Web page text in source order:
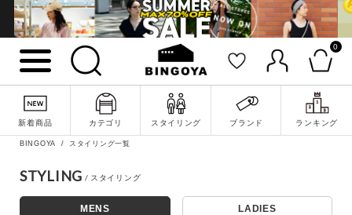
0
新着商品 カテゴリ スタイリング ブランド ランキング
詳細検索
BINGOYA スタイリング一覧
STYLING
MENS LADIES